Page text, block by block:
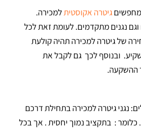
גיטרה אקוסטיתלמכירה.
וגם נגנים מתקדמים. לעומת זאת לכל
של גיטרה למכירה תהיה קולעת
ובנוסף לכך גם לקבל את
ההשקעה.
נגני גיטרה למכירה בתחילת דרכם
: בתקציב נמוך יחסית . אך בכל